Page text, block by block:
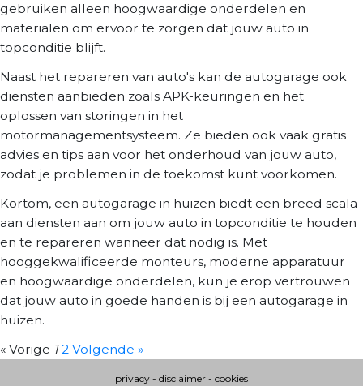
gebruiken alleen hoogwaardige onderdelen en
materialen om ervoor te zorgen dat jouw auto in
topconditie blijft.
Naast het repareren van auto's kan de autogarage ook
diensten aanbieden zoals APK-keuringen en het
oplossen van storingen in het
motormanagementsysteem. Ze bieden ook vaak gratis
advies en tips aan voor het onderhoud van jouw auto,
zodat je problemen in de toekomst kunt voorkomen.
Kortom, een autogarage in huizen biedt een breed scala
aan diensten aan om jouw auto in topconditie te houden
en te repareren wanneer dat nodig is. Met
hooggekwalificeerde monteurs, moderne apparatuur
en hoogwaardige onderdelen, kun je erop vertrouwen
dat jouw auto in goede handen is bij een autogarage in
huizen.
« Vorige 1 2 Volgende »
privacy - disclaimer - cookies